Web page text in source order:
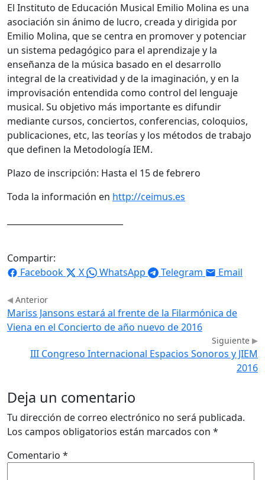
El Instituto de Educación Musical Emilio Molina es una
asociación sin ánimo de lucro, creada y dirigida por
Emilio Molina, que se centra en promover y potenciar
un sistema pedagógico para el aprendizaje y la
enseñanza de la música basado en el desarrollo
integral de la creatividad y de la imaginación, y en la
improvisación entendida como control del lenguaje
musical. Su objetivo más importante es difundir
mediante cursos, conciertos, conferencias, coloquios,
publicaciones, etc, las teorías y los métodos de trabajo
que definen la Metodología IEM.
Plazo de inscripción: Hasta el 15 de febrero
Toda la información en http://ceimus.es
Compartir:
Facebook
X WhatsApp Telegram Email
Anterior
Mariss Jansons estará al frente de la Filarmónica de
Viena en el Concierto de año nuevo de 2016
Siguiente
III Congreso Internacional Espacios Sonoros y JIEM
2016
Deja un comentario
Tu dirección de correo electrónico no será publicada.
Los campos obligatorios están marcados con *
Comentario *